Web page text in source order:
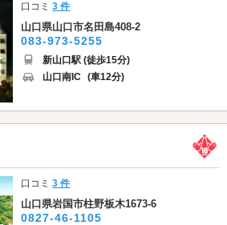
口コミ3 件
山口県山口市名田島408-2
083-973-5255
新山口駅 (徒歩15分)
山口南IC (車12分)
口コミ3 件
山口県岩国市柱野板木1673-6
0827-46-1105